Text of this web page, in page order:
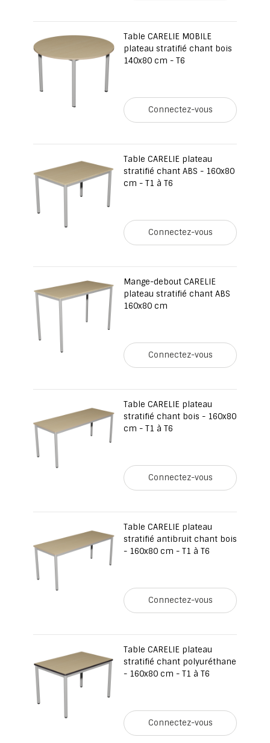
Table CARELIE MOBILE
plateau stratifié chant bois
140x80 cm - T6
Connectez-vous
Table CARELIE plateau
stratifié chant ABS - 160x80
cm - T1 à T6
Connectez-vous
Mange-debout CARELIE
plateau stratifié chant ABS
160x80 cm
Connectez-vous
Table CARELIE plateau
stratifié chant bois - 160x80
cm - T1 à T6
Connectez-vous
Table CARELIE plateau
stratifié antibruit chant bois
- 160x80 cm - T1 à T6
Connectez-vous
Table CARELIE plateau
stratifié chant polyuréthane
- 160x80 cm - T1 à T6
Connectez-vous